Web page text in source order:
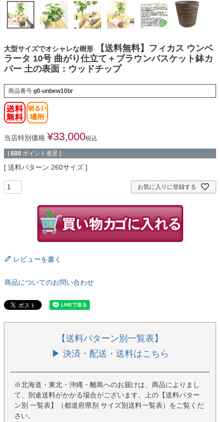
大型サイズでオシャレな樹形
【送料無料】フィカス ウンベ
ラータ 10号 曲がり仕立て＋ブラウンバスケット鉢カ
バー 土の表面：ウッドチップ
商品番号 g0-unbew10br
当店特別価格 ¥33,000税込
[ 600 ポイント進呈 ]
送料パターン 260サイズ
お気に入りに登録する
レビューを書く
商品についてのお問い合わせ
【送料パターン別一覧表】
▶ 決済・配送・送料はこちら
※北海道・東北・沖縄・離島へのお届けは、商品によりまし
て、別途送料がかかる場合がございます。上の【送料パター
ン別 一覧表】（都道府県別 サイズ別送料一覧表）をご覧くだ
さい。